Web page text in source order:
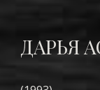
ДАРЬЯ